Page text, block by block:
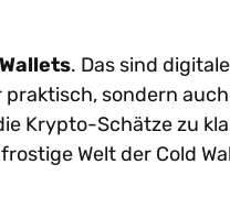
. Das sind digitale
sondern auch
Krypto-Schätze zu
Welt der Cold